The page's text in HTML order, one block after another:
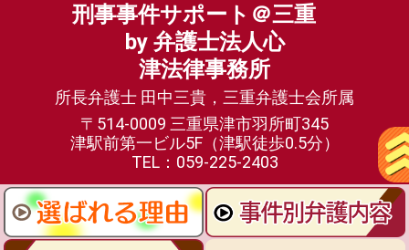
刑事事件サポート＠三重
by 弁護士法人心
津法律事務所
所長弁護士 田中三貴，三重弁護士会所属
〒514-0009 三重県津市羽所町345
津駅前第一ビル5F（津駅徒歩0.5分）
TEL：059-225-2403